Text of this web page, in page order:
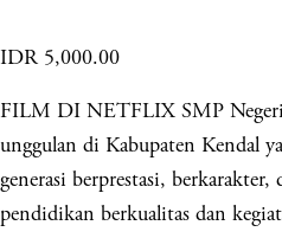
IDR 5,000.00
FILM DI NETFLIX SMP Negeri
unggulan di Kabupaten Kendal
generasi berprestasi,
pendidikan berkualitas dan